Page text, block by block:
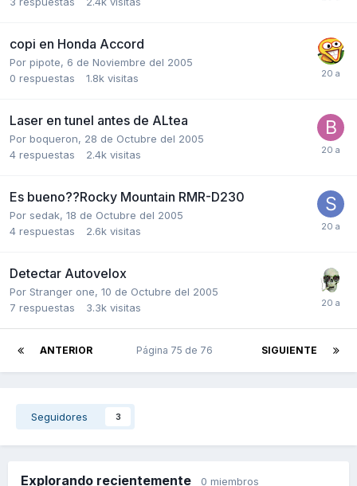
copi en Honda Accord
Por pipote, 6 de Noviembre del 2005
0 respuestas 1.8k visitas
Laser en tunel antes de ALtea
Por boqueron, 28 de Octubre del 2005
4 respuestas 2.4k visitas
Es bueno??Rocky Mountain RMR-D230
Por sedak, 18 de Octubre del 2005
4 respuestas 2.6k visitas
Detectar Autovelox
Por Stranger one, 10 de Octubre del 2005
7 respuestas 3.3k visitas
ANTERIOR SIGUIENTE
Página 75 de 76
Seguidores 3
Explorando recientemente 0 miembros